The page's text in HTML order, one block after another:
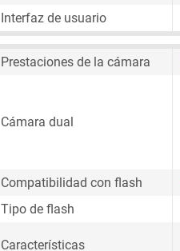
Interfaz de usuario
Prestaciones de la cámara
Cámara dual
Compatibilidad con flash
Tipo de flash
Características